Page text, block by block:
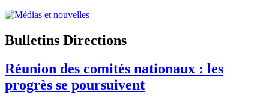
Bulletins Directions
Réunion des comités nationaux : les
progrès se poursuivent